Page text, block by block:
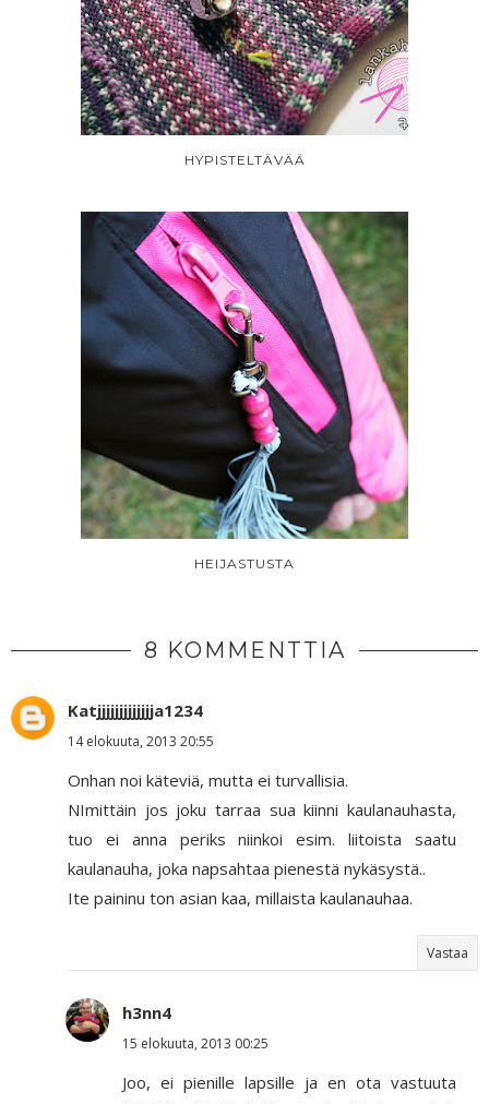
HYPISTELTÄVÄÄ
HEIJASTUSTA
8 KOMMENTTIA
Katjjjjjjjjjjjjja1234
14 elokuuta, 2013 20:55
Onhan noi käteviä, mutta ei turvallisia.
NImittäin jos joku tarraa sua kiinni kaulanauhasta,
tuo ei anna periks niinkoi esim. liitoista saatu
kaulanauha, joka napsahtaa pienestä nykäsystä..
Ite paininu ton asian kaa, millaista kaulanauhaa.
Vastaa
h3nn4
15 elokuuta, 2013 00:25
Joo, ei pienille lapsille ja en ota vastuuta